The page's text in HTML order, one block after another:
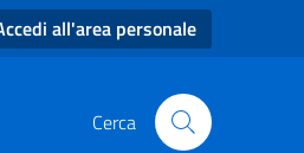
all'area personale
Cerca